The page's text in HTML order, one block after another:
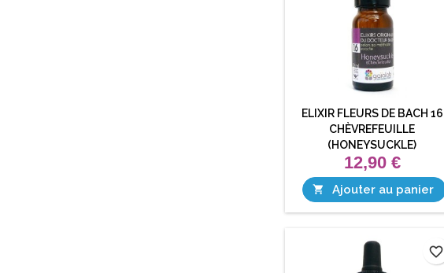
ELIXIR FLEURS DE BACH 16
CHÈVREFEUILLE
(HONEYSUCKLE)
12,90 €
 Ajouter au panier
favorite_border